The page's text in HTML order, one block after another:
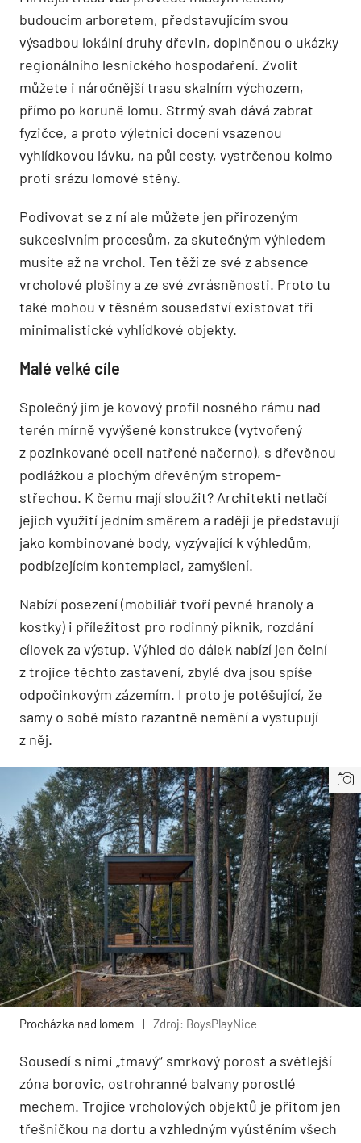
budoucím arboretem, představujícím svou
výsadbou lokální druhy dřevin, doplněnou o ukázky
regionálního lesnického hospodaření. Zvolit
můžete i náročnější trasu skalním výchozem,
přímo po koruně lomu. Strmý svah dává zabrat
fyzičce, a proto výletníci docení vsazenou
vyhlídkovou lávku, na půl cesty, vystrčenou kolmo
proti srázu lomové stěny.
Podivovat se z ní ale můžete jen přirozeným
sukcesivním procesům, za skutečným výhledem
musíte až na vrchol. Ten těží ze své z absence
vrcholové plošiny a ze své zvrásněnosti. Proto tu
také mohou v těsném sousedství existovat tři
minimalistické vyhlídkové objekty.
Malé velké cíle
Společný jim je kovový profil nosného rámu nad
terén mírně vyvýšené konstrukce (vytvořený
z pozinkované oceli natřené načerno), s dřevěnou
podlážkou a plochým dřevěným stropem-
střechou. K čemu mají sloužit? Architekti netlačí
jejich využití jedním směrem a raději je představují
jako kombinované body, vyzývající k výhledům,
podbízejícím kontemplaci, zamyšlení.
Nabízí posezení (mobiliář tvoří pevné hranoly a
kostky) i příležitost pro rodinný piknik, rozdání
cílovek za výstup. Výhled do dálek nabízí jen čelní
z trojice těchto zastavení, zbylé dva jsou spíše
odpočinkovým zázemím. I proto je potěšující, že
samy o sobě místo razantně nemění a vystupují
z něj.
Procházka nad lomem Zdroj: BoysPlayNice
Sousedí s nimi „tmavý“ smrkový porost a světlejší
zóna borovic, ostrohranné balvany porostlé
mechem. Trojice vrcholových objektů je přitom jen
třešničkou na dortu a vzhledným vyústěním všech